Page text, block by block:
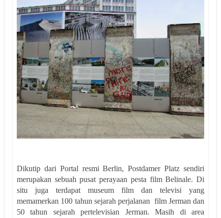
Dikutip dari Portal resmi Berlin, Postdamer Platz sendiri
merupakan sebuah pusat perayaan pesta film Belinale. Di
situ juga terdapat museum film dan televisi yang
memamerkan 100 tahun sejarah perjalanan film Jerman dan
50 tahun sejarah pertelevisian Jerman. Masih di area